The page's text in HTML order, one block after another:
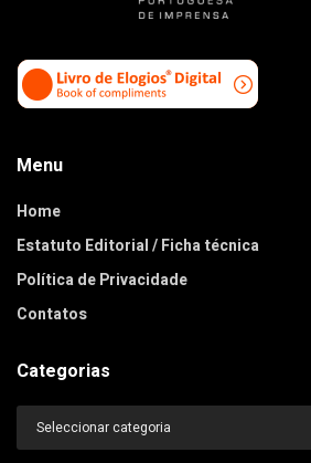
Menu
Home
Estatuto Editorial / Ficha técnica
Política de Privacidade
Contatos
Categorias
Categorias